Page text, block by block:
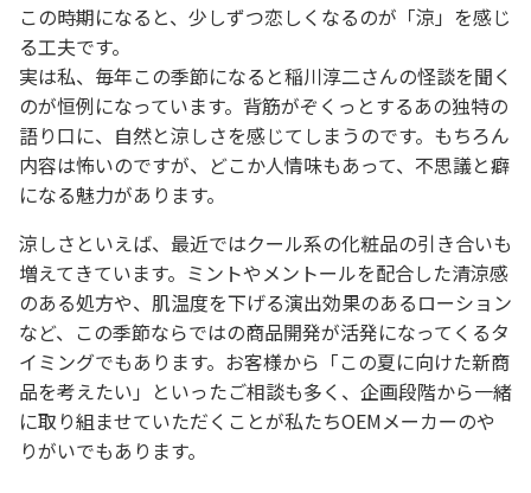
この時期になると、少しずつ恋しくなるのが「涼」を感じ
る工夫です。
実は私、毎年この季節になると稲川淳二さんの怪談を聞く
のが恒例になっています。背筋がぞくっとするあの独特の
語り口に、自然と涼しさを感じてしまうのです。もちろん
内容は怖いのですが、どこか人情味もあって、不思議と癖
になる魅力があります。
涼しさといえば、最近ではクール系の化粧品の引き合いも
増えてきています。ミントやメントールを配合した清涼感
のある処方や、肌温度を下げる演出効果のあるローション
など、この季節ならではの商品開発が活発になってくるタ
イミングでもあります。お客様から「この夏に向けた新商
品を考えたい」といったご相談も多く、企画段階から一緒
に取り組ませていただくことが私たちOEMメーカーのや
りがいでもあります。